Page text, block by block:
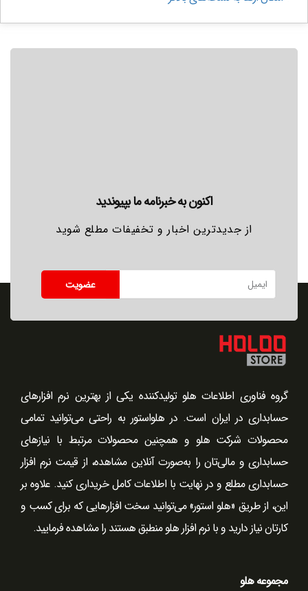
اکنون به خبرنامه ما بپیوندید
از جدیدترین اخبار و تخفیفات مطلع شوید
عضویت
گروه فناوری اطلاعات هلو تولیدکننده یکی از بهترین نرم افزارهای
حسابداری در ایران است. در هلو‌استور به ‌راحتی می‌توانید تمامی
محصولات شرکت هلو و همچنین محصولات مرتبط با نیازهای
حسابداری و مالی‌تان را به‌صورت آنلاین مشاهده، از قیمت نرم افزار
حسابداری مطلع و در نهایت با اطلاعات کامل خریداری کنید. علاوه بر
این، از طریق «هلو استور» می‌توانید سخت ‌افزارهایی که برای کسب و
کارتان نیاز دارید و با نرم افزار هلو منطبق هستند را مشاهده فرمایید.
مجموعه هلو